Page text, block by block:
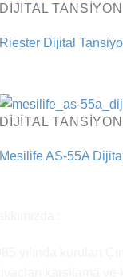
DIJITAL
Riester Dijital
DIJITAL
Mesilife AS-55A